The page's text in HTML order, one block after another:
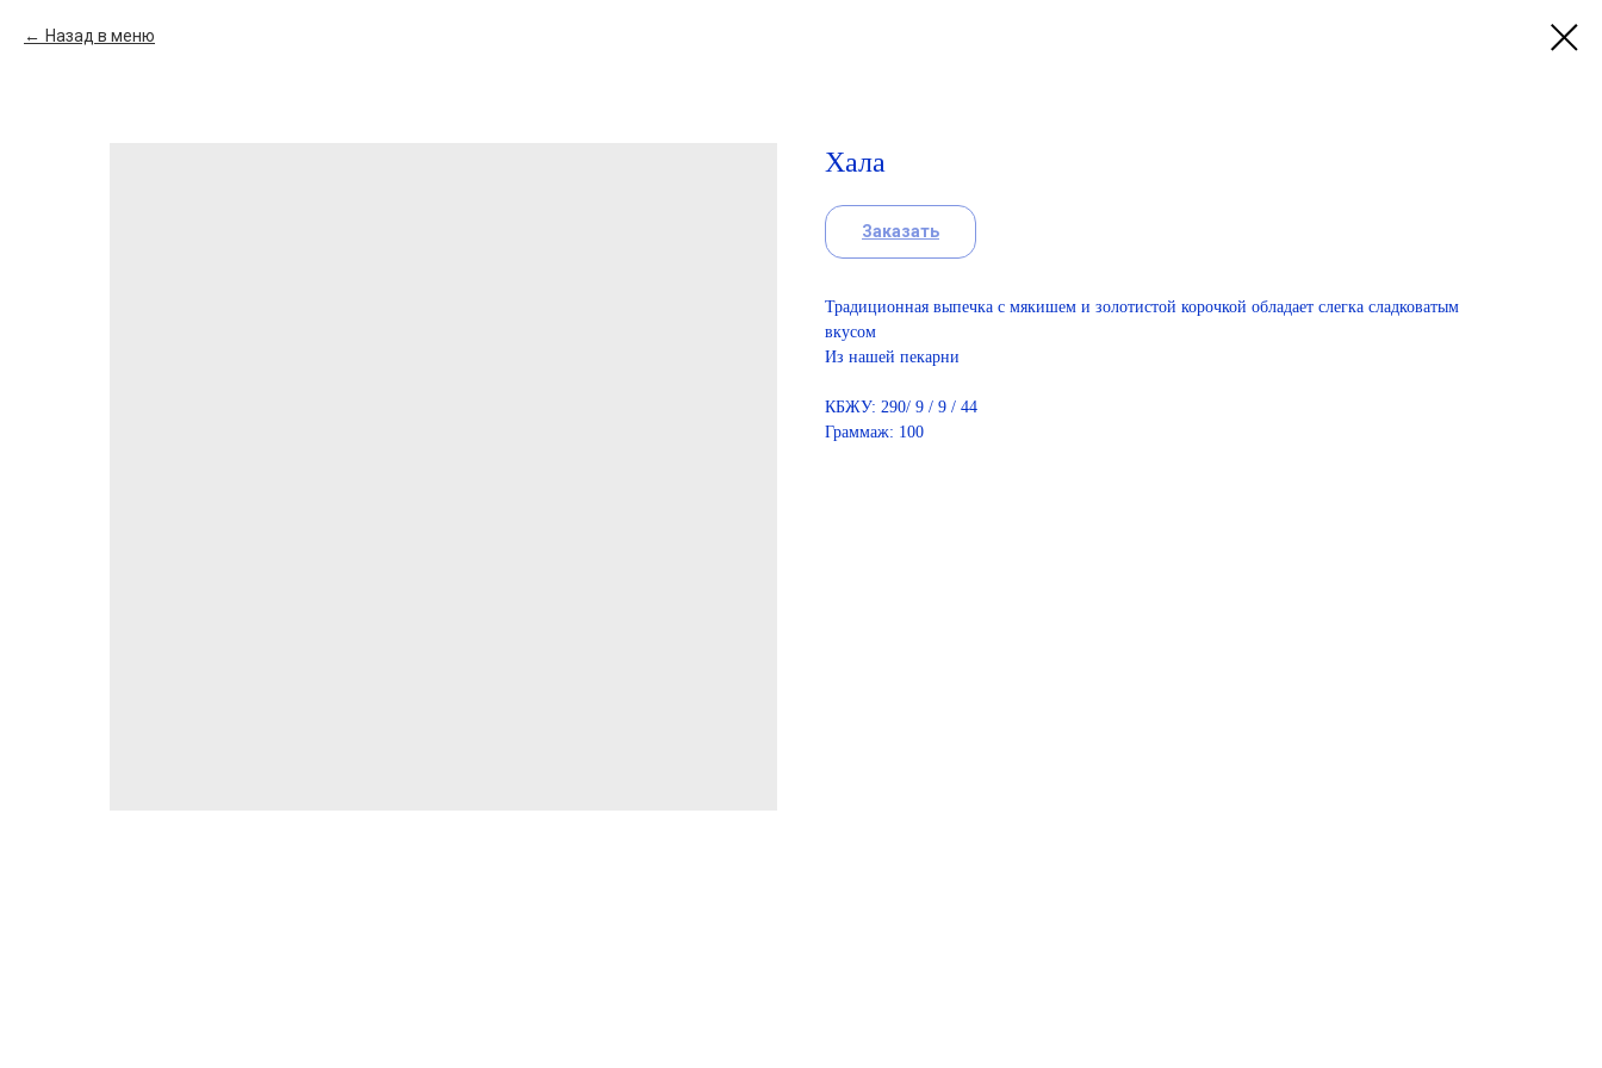
Назад в меню
Хала
Заказать
Традиционная выпечка с мякишем и золотистой корочкой обладает слегка сладковатым
вкусом
Из нашей пекарни
КБЖУ: 290/ 9 / 9 / 44
Граммаж: 100